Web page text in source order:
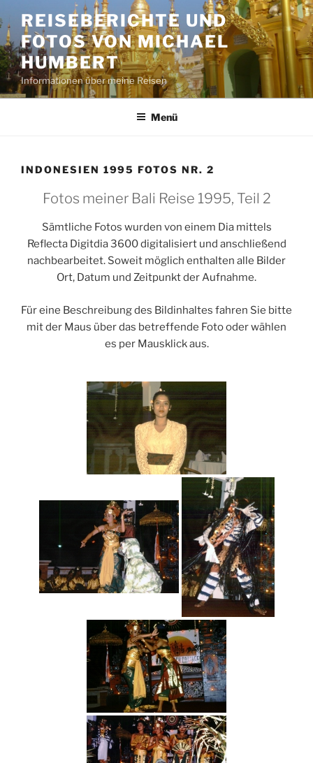
Inhalt
springen
REISEBERICHTE UND
FOTOS VON MICHAEL
HUMBERT
Informationen über meine Reisen
Menü
INDONESIEN 1995 FOTOS NR. 2
Fotos meiner Bali Reise 1995, Teil 2
Sämtliche Fotos wurden von einem Dia mittels
Reflecta Digitdia 3600 digitalisiert und anschließend
nachbearbeitet. Soweit möglich enthalten alle Bilder
Ort, Datum und Zeitpunkt der Aufnahme.
Für eine Beschreibung des Bildinhaltes fahren Sie bitte
mit der Maus über das betreffende Foto oder wählen
es per Mausklick aus.